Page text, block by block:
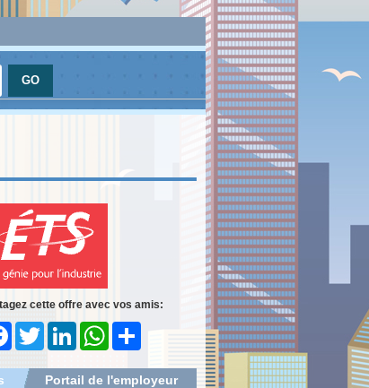
cette offre avec vos amis:
FacebookTwitter LinkedIn WhatsApp
Portail de l'employeur